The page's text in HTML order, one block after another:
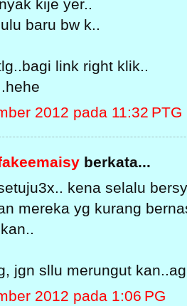
kije yer..
baru bw k..
link right klik..
2012 pada 11:32 PTG
berkata...
kena selalu
mereka yg kurang
jgn sllu merungut
2012 pada 1:06 PG